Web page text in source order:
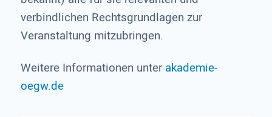
verbindlichen Rechtsgrundlagen zur
Veranstaltung mitzubringen.
Weitere Informationen unter akademie-
oegw.de